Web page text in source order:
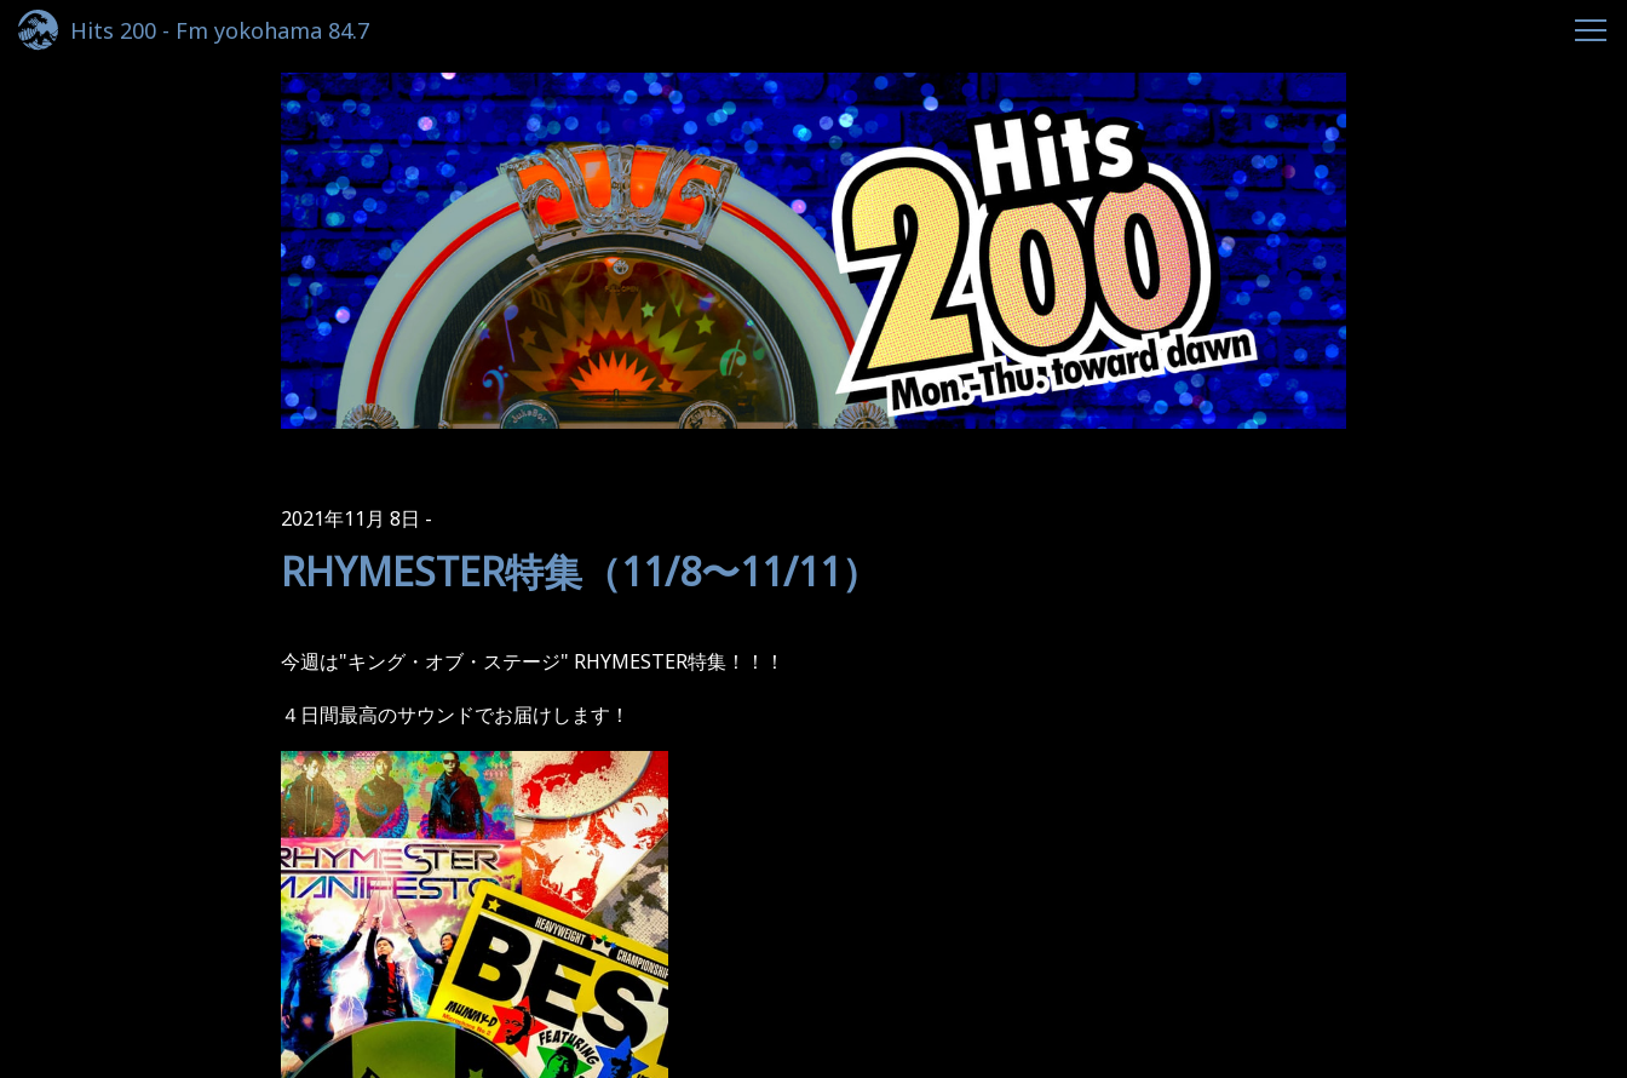
Hits 200 - Fm yokohama 84.7
2021年11月 8日
RHYMESTER特集（11/8〜11/11）
今週は"キング・オブ・ステージ" RHYMESTER特集！！！
４日間最高のサウンドでお届けします！